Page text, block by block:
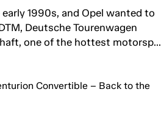
1990s, and Opel wanted to
Deutsche Tourenwagen
one of the hottest motorsp...